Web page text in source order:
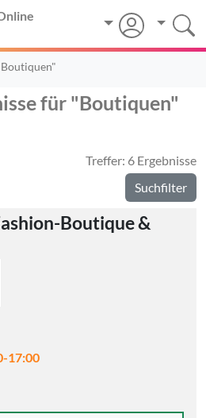
für "Boutiquen"
Treffer: 6 Ergebnisse
Suchfilter
Boutique &
17:00